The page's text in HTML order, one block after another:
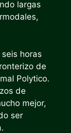
largas
horas
de
Polytico.
de
mejor,
ser